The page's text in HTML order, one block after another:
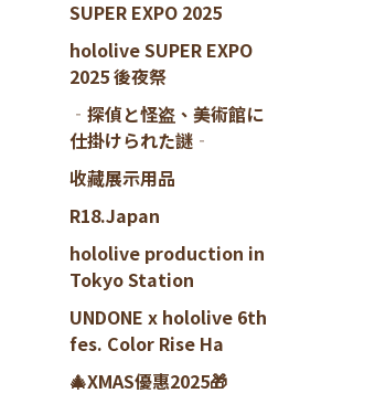
SUPER EXPO 2025
hololive SUPER EXPO
2025 後夜祭
‐探偵と怪盗、美術館に
仕掛けられた謎‐
收藏展示用品
R18.Japan
hololive production in
Tokyo Station
UNDONE x hololive 6th
fes. Color Rise Ha
🎄XMAS優惠2025🎁